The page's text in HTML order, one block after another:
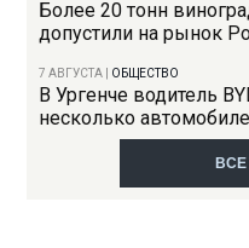
Более 20 тонн
допустили на рынок
7 АВГУСТА ОБЩЕСТВО
В Ургенче водитель
несколько